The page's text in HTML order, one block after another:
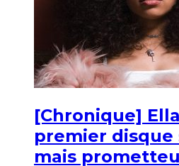
[Chronique]
premier
mais